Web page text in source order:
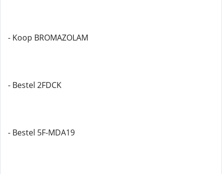
- Koop BROMAZOLAM
- Bestel 2FDCK
- Bestel 5F-MDA19